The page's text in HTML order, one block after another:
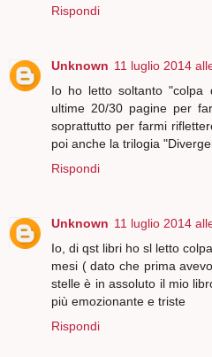
Rispondi
Unknown 11 luglio 2014
Io ho letto soltanto "colpa
ultime 20/30 pagine per
soprattutto per farmi
poi anche la trilogia
Rispondi
Unknown 11 luglio 2014
Io, di qst libri ho sl letto
mesi ( dato che prima
stelle è in assoluto il mio
più emozionante e triste
Rispondi